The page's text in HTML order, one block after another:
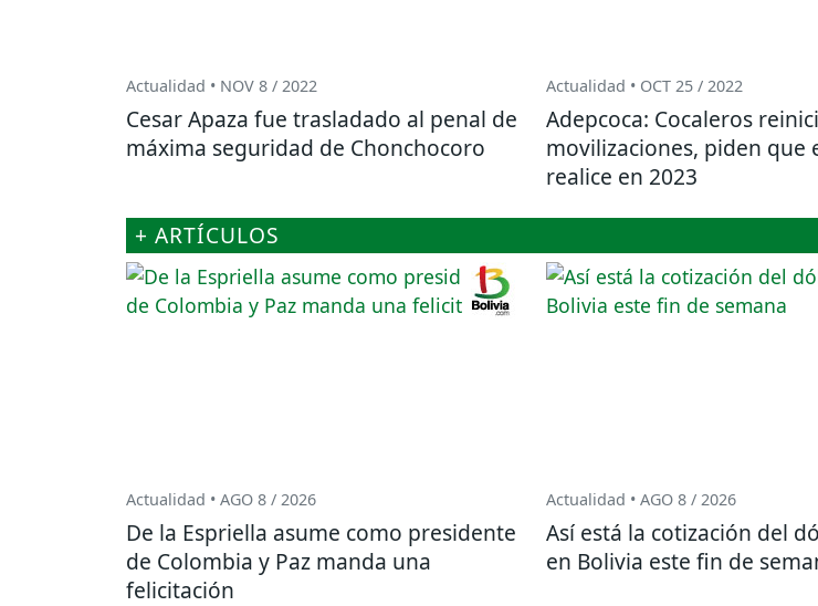
Actualidad • NOV 8 / 2022
Cesar Apaza fue trasladado al penal de
máxima seguridad de Chonchocoro
Actualidad • OCT 25 / 2022
Adepcoca: Cocaleros
movilizaciones, piden que
realice en 2023
+ ARTÍCULOS
Actualidad • AGO 8 / 2026
De la Espriella asume como presidente
de Colombia y Paz manda una
felicitación
Actualidad • AGO 8 / 2026
Así está la cotización del
en Bolivia este fin de